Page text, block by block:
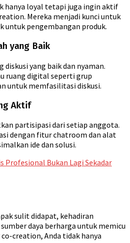
hanya loyal tetapi juga ingin aktif
Mereka menjadi kunci untuk
untuk pengembangan produk.
yang Baik
diskusi yang baik dan nyaman.
ruang digital seperti grup
untuk memfasilitasi diskusi.
Aktif
partisipasi dari setiap anggota.
dengan fitur chatroom dan alat
ide dan solusi.
Profesional Bukan Lagi Sekadar
sulit didapat, kehadiran
daya berharga untuk memicu
creation, Anda tidak hanya